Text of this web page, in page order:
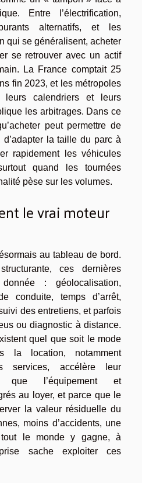
Entre l’électrification,
alternatifs, et les
qui se généralisent, acheter
se retrouver avec un actif
La France comptait 25
fin 2023, et les métropoles
leurs calendriers et leurs
les arbitrages. Dans ce
peut permettre de
la taille du parc à
rapidement les véhicules
quand les tournées
pèse sur les volumes.
le vrai moteur
au tableau de bord.
ces dernières
: géolocalisation,
conduite, temps d’arrêt,
des entretiens, et parfois
ou diagnostic à distance.
quel que soit le mode
la location, notamment
services, accélère leur
que l’équipement et
au loyer, et parce que le
la valeur résiduelle du
moins d’accidents, une
le monde y gagne, à
sache exploiter ces